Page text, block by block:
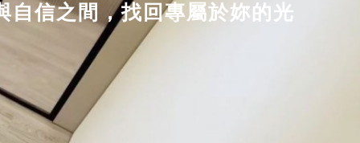
自信之間，找回專屬於妳的光